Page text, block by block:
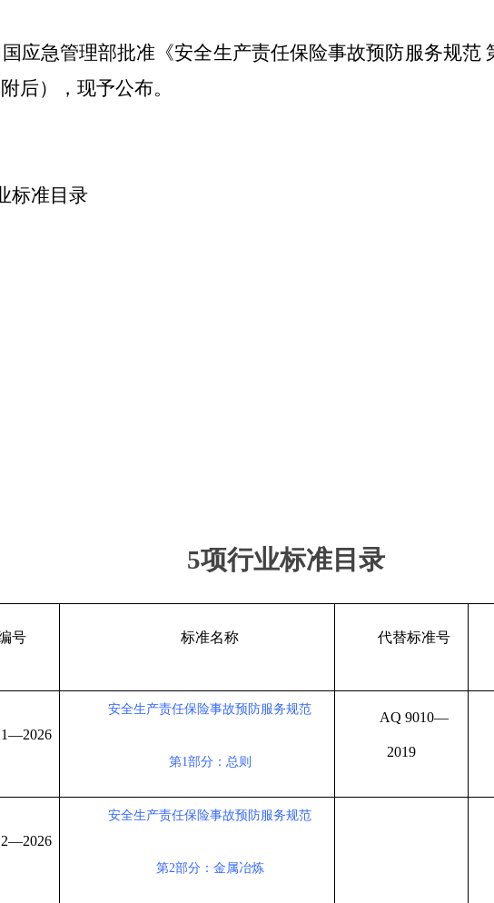
应急管理部批准《安全生产责任保险事故预防服务规范
后），现予公布。
标准目录
5项行业标准目录
号 标准名称 代替标准号
安全生产责任保险事故预防服务规范
第1部分：总则
AQ 9010—
2019
安全生产责任保险事故预防服务规范
第2部分：金属冶炼